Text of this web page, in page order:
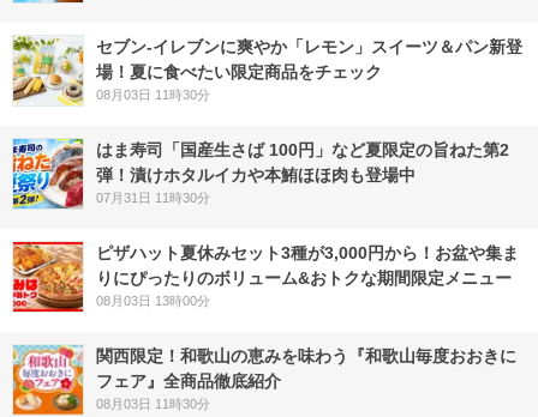
セブン‐イレブンに爽やか「レモン」スイーツ＆パン新登
場！夏に食べたい限定商品をチェック
08月03日 11時30分
はま寿司「国産生さば 100円」など夏限定の旨ねた第2
弾！漬けホタルイカや本鮪ほほ肉も登場中
07月31日 11時30分
ピザハット夏休みセット3種が3,000円から！お盆や集ま
りにぴったりのボリューム&おトクな期間限定メニュー
08月03日 13時00分
関西限定！和歌山の恵みを味わう『和歌山毎度おおきに
フェア』全商品徹底紹介
08月03日 11時30分